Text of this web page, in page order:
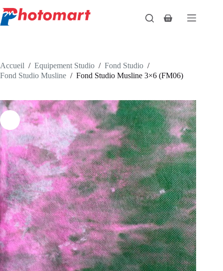
au
contenu
Panier
Accueil / Equipement Studio / Fond Studio /
Fond Studio Musline / Fond Studio Musline 3×6 (FM06)